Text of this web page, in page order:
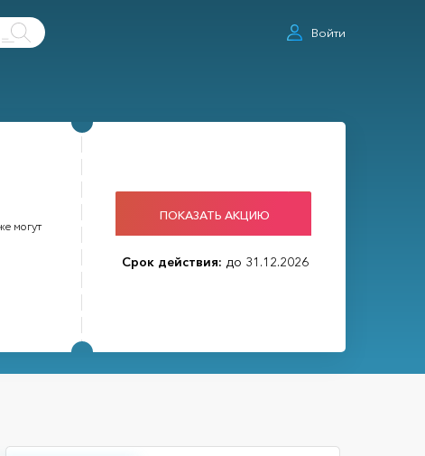
Войти
могут
ПОКАЗАТЬ АКЦИЮ
Срок действия: до 31.12.2026